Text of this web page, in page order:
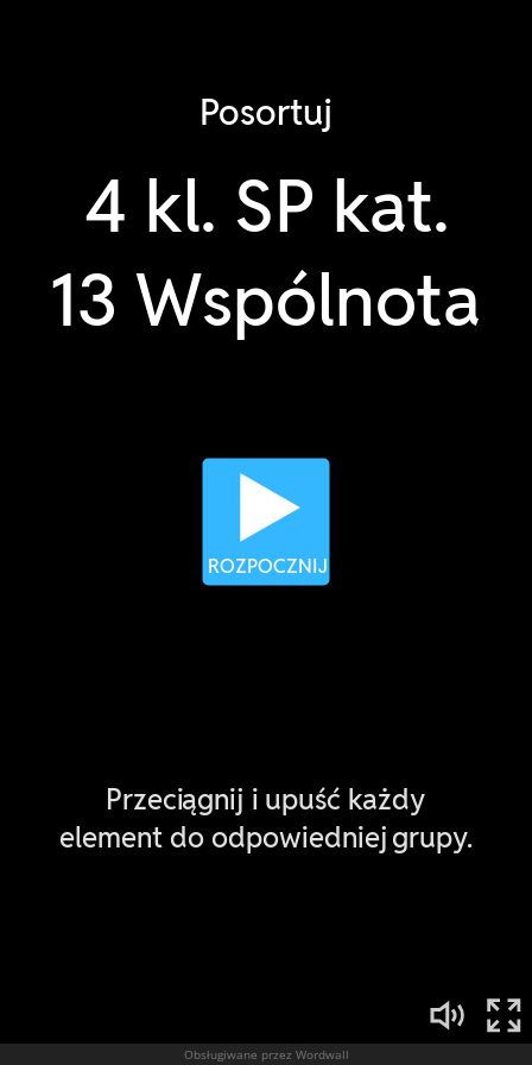
Obsługiwane przez Wordwall